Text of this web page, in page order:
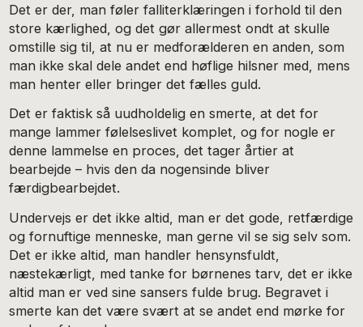
Det er der, man føler falliterklæringen i forhold til den
store kærlighed, og det gør allermest ondt at skulle
omstille sig til, at nu er medforælderen en anden, som
man ikke skal dele andet end høflige hilsner med, mens
man henter eller bringer det fælles guld.
Det er faktisk så uudholdelig en smerte, at det for
mange lammer følelseslivet komplet, og for nogle er
denne lammelse en proces, det tager årtier at
bearbejde – hvis den da nogensinde bliver
færdigbearbejdet.
Undervejs er det ikke altid, man er det gode, retfærdige
og fornuftige menneske, man gerne vil se sig selv som.
Det er ikke altid, man handler hensynsfuldt,
næstekærligt, med tanke for børnenes tarv, det er ikke
altid man er ved sine sansers fulde brug. Begravet i
smerte kan det være svært at se andet end mørke for